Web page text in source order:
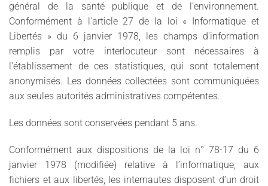
général de la santé publique et de l’environnement.
Conformément à l'article 27 de la loi « Informatique et
Libertés » du 6 janvier 1978, les champs d'information
remplis par votre interlocuteur sont nécessaires à
l'établissement de ces statistiques, qui sont totalement
anonymisés. Les données collectées sont communiquées
aux seules autorités administratives compétentes.
Les données sont conservées pendant 5 ans.
Conformément aux dispositions de la loi n° 78-17 du 6
janvier 1978 (modifiée) relative à l’informatique, aux
fichiers et aux libertés, les internautes disposent d’un droit